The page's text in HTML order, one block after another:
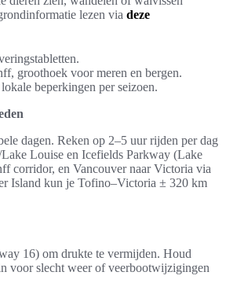
lezen via deze
groothoek voor meren en bergen.
beperkingen per seizoen.
dagen. Reken op 2–5 uur rijden per dag
Louise en Icefields Parkway (Lake
en Vancouver naar Victoria via
Island kun je Tofino–Victoria ± 320 km
16) om drukte te vermijden. Houd
voor slecht weer of veerbootwijzigingen